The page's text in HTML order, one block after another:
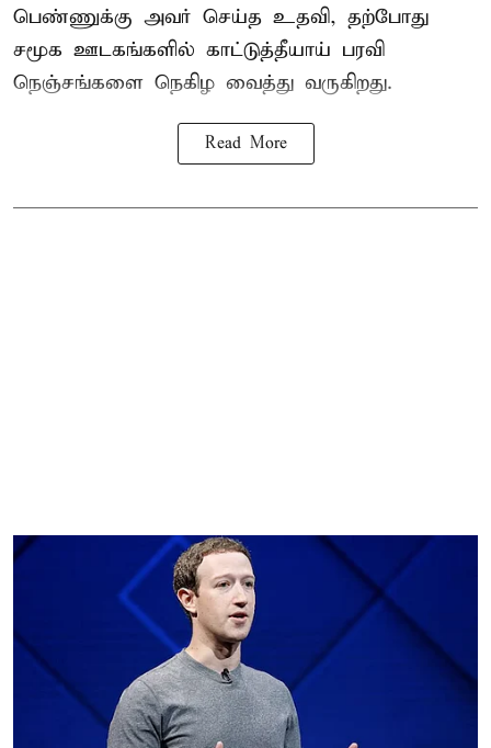
பெண்ணுக்கு அவர் செய்த உதவி, தற்போது
சமூக ஊடகங்களில் காட்டுத்தீயாய் பரவி
நெஞ்சங்களை நெகிழ வைத்து வருகிறது.
Read More